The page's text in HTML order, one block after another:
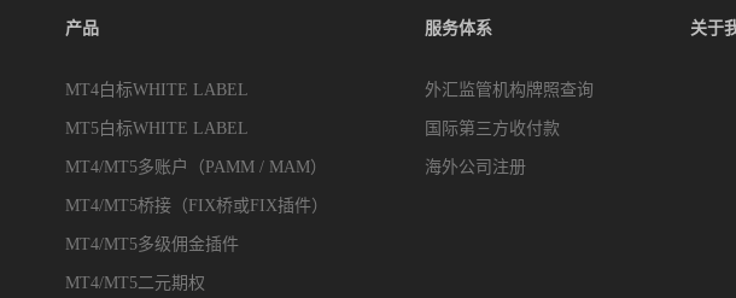
产品
MT4白标WHITE LABEL
MT5白标WHITE LABEL
MT4/MT5多账户（PAMM / MAM）
MT4/MT5桥接（FIX桥或FIX插件）
MT4/MT5多级佣金插件
MT4/MT5二元期权
服务体系
外汇监管机构牌照查询
国际第三方收付款
海外公司注册
关于